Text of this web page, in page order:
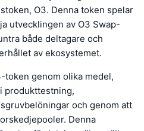
O3. Denna token spelar
utvecklingen av O3 Swap-
både deltagare och
av ekosystemet.
token genom olika medel,
produkttestning,
och genom att
Denna